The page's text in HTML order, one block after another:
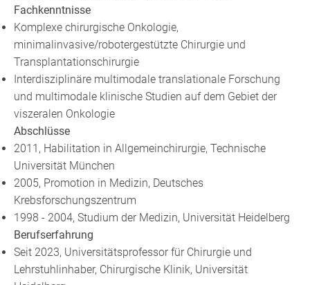
Fachkenntnisse
Komplexe chirurgische Onkologie,
minimalinvasive/robotergestützte Chirurgie und
Transplantationschirurgie
Interdisziplinäre multimodale translationale Forschung
und multimodale klinische Studien auf dem Gebiet der
viszeralen Onkologie
Abschlüsse
2011, Habilitation in Allgemeinchirurgie, Technische
Universität München
2005, Promotion in Medizin, Deutsches
Krebsforschungszentrum
1998 - 2004, Studium der Medizin, Universität Heidelberg
Berufserfahrung
Seit 2023, Universitätsprofessor für Chirurgie und
Lehrstuhlinhaber, Chirurgische Klinik, Universität